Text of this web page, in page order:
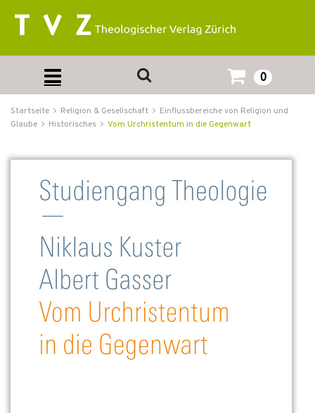
0
Startseite Religion & Gesellschaft
Einflussbereiche von Religion und
Glaube
Historisches Vom Urchristentum in die Gegenwart